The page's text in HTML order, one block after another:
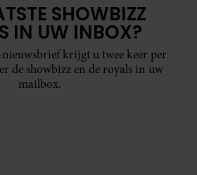
SHOWBIZZ
IN UW INBOX?
krijgt u twee keer per
de showbizz en de royals in uw
mailbox.